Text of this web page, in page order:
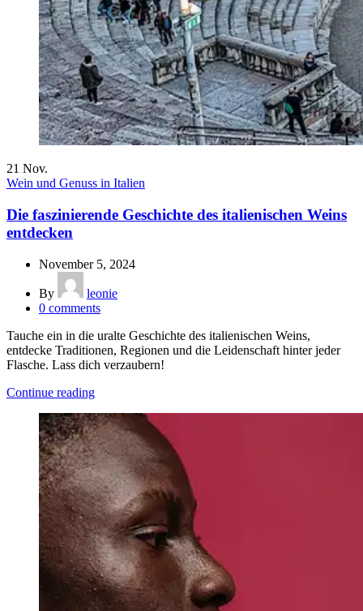
21 Nov.
Wein und Genuss in Italien
Die faszinierende Geschichte des italienischen Weins
entdecken
November 5, 2024
By
leonie
0 comments
Tauche ein in die uralte Geschichte des italienischen Weins,
entdecke Traditionen, Regionen und die Leidenschaft hinter jeder
Flasche. Lass dich verzaubern!
Continue reading